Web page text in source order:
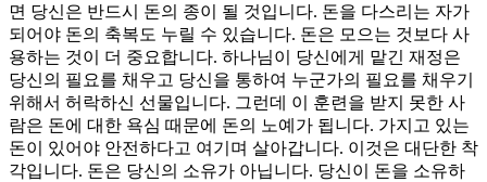
면 당신은 반드시 돈의 종이 될 것입니다. 돈을 다스리는 자가
되어야 돈의 축복도 누릴 수 있습니다. 돈은 모으는 것보다 사
용하는 것이 더 중요합니다. 하나님이 당신에게 맡긴 재정은
당신의 필요를 채우고 당신을 통하여 누군가의 필요를 채우기
위해서 허락하신 선물입니다. 그런데 이 훈련을 받지 못한 사
람은 돈에 대한 욕심 때문에 돈의 노예가 됩니다. 가지고 있는
돈이 있어야 안전하다고 여기며 살아갑니다. 이것은 대단한 착
각입니다. 돈은 당신의 소유가 아닙니다. 당신이 돈을 소유하